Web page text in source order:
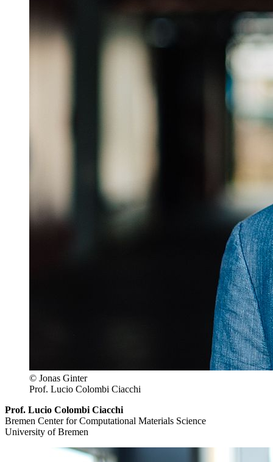
© Jonas Ginter
Prof. Lucio Colombi Ciacchi
Prof. Lucio Colombi Ciacchi
Bremen Center for Computational Materials Science
University of Bremen